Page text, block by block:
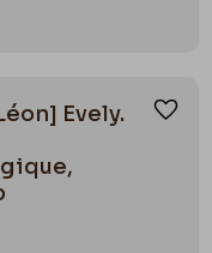
Evely.